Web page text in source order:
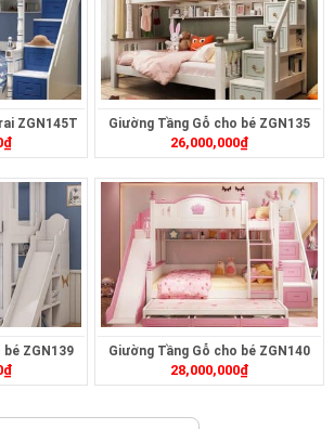
ZGN145T
₫
Giường Tầng Gỗ cho bé ZGN135
26,000,000₫
ZGN139
₫
Giường Tầng Gỗ cho bé ZGN140
28,000,000₫